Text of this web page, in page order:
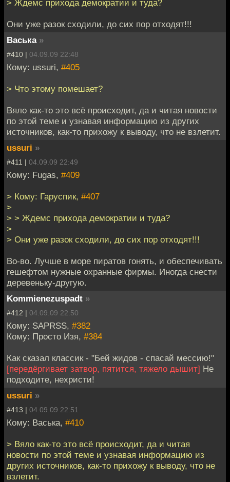
> Ждемс прихода демократии и туда?
Они уже разок сходили, до сих пор отходят!!!
Васька »
#410 | 04.09.09 22:48
Кому: ussuri, #405
> Что этому помешает?
Вяло как-то это всё происходит, да и читая новости
по этой теме и узнавая информацию из других
источников, как-то прихожу к выводу, что не взлетит.
ussuri »
#411 | 04.09.09 22:49
Кому: Fugas, #409
> Кому: Гаруспик, #407
>
> > Ждемс прихода демократии и туда?
>
> Они уже разок сходили, до сих пор отходят!!!
Во-во. Лучше в море пиратов гонять, и обеспечивать
гешефтом нужные охранные фирмы. Иногда снести
деревеньку-другую.
Kommienezuspadt »
#412 | 04.09.09 22:50
Кому: SAPRSS, #382
Кому: Просто Изя, #384
Как сказал классик - "Бей жидов - спасай мессию!"
[передёргивает затвор, пятится, тяжело дышит] Не
подходите, нехристи!
ussuri »
#413 | 04.09.09 22:51
Кому: Васька, #410
> Вяло как-то это всё происходит, да и читая
новости по этой теме и узнавая информацию из
других источников, как-то прихожу к выводу, что не
взлетит.